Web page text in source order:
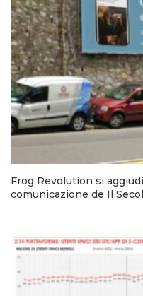
Frog Revolution si
comunicazione de Il